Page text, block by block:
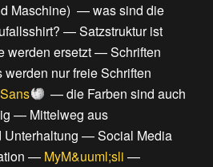
Maschine) —was sind die
—Satzstruktur ist
werden ersetzt—Schriften
nur freie Schriften
—die Farben sind auch
— Mittelweg aus
—Social Media
— MyM&uuml;sli —